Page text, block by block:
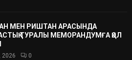
МЕН РИШТАН АРАСЫНДА
ТУРАЛЫ МЕМОРАНДУМҒА ҚОЛ
2026 0